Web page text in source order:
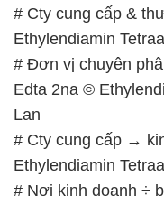
# Cty cung cấp &
Ethylendiamin
# Đơn vị chuyên
Edta 2na ©
Lan
# Cty cung cấp →
Ethylendiamin
# Nơi kinh doanh ÷